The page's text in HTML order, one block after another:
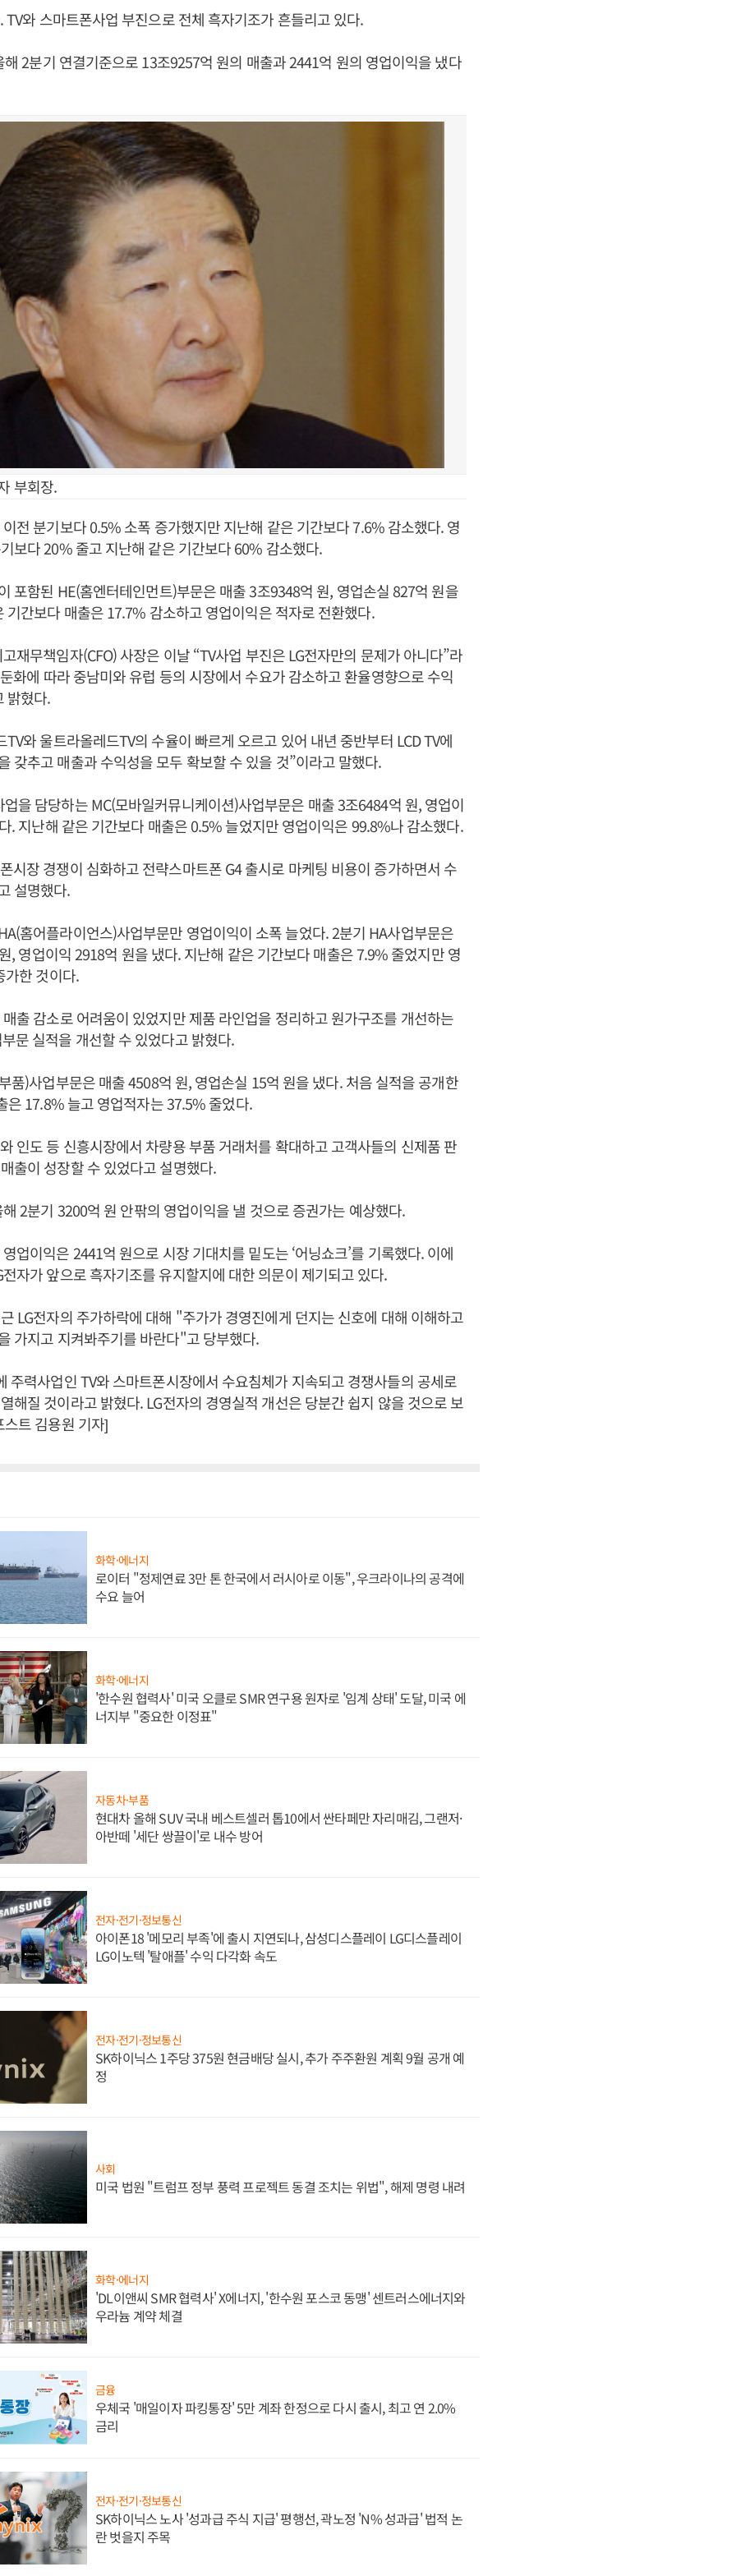
TV와 스마트폰사업 부진으로 전체 흑자기조가 흔들리고 있다.
해 2분기 연결기준으로 13조9257억 원의 매출과 2441억 원의 영업이익을 냈다
부회장.
전 분기보다 0.5% 소폭 증가했지만 지난해 같은 기간보다 7.6% 감소했다. 영
보다 20% 줄고 지난해 같은 기간보다 60% 감소했다.
포함된 HE(홈엔터테인먼트)부문은 매출 3조9348억 원, 영업손실 827억 원을
기간보다 매출은 17.7% 감소하고 영업이익은 적자로 전환했다.
재무책임자(CFO) 사장은 이날 “TV사업 부진은 LG전자만의 문제가 아니다”라
화에 따라 중남미와 유럽 등의 시장에서 수요가 감소하고 환율영향으로 수익
밝혔다.
TV와 울트라올레드TV의 수율이 빠르게 오르고 있어 내년 중반부터 LCD TV에
갖추고 매출과 수익성을 모두 확보할 수 있을 것”이라고 말했다.
을 담당하는 MC(모바일커뮤니케이션)사업부문은 매출 3조6484억 원, 영업이
. 지난해 같은 기간보다 매출은 0.5% 늘었지만 영업이익은 99.8%나 감소했다.
시장 경쟁이 심화하고 전략스마트폰 G4 출시로 마케팅 비용이 증가하면서 수
설명했다.
홈어플라이언스)사업부문만 영업이익이 소폭 늘었다. 2분기 HA사업부문은
, 영업이익 2918억 원을 냈다. 지난해 같은 기간보다 매출은 7.9% 줄었지만 영
한 것이다.
출 감소로 어려움이 있었지만 제품 라인업을 정리하고 원가구조를 개선하는
문 실적을 개선할 수 있었다고 밝혔다.
품)사업부문은 매출 4508억 원, 영업손실 15억 원을 냈다. 처음 실적을 공개한
은 17.8% 늘고 영업적자는 37.5% 줄었다.
인도 등 신흥시장에서 차량용 부품 거래처를 확대하고 고객사들의 신제품 판
출이 성장할 수 있었다고 설명했다.
2분기 3200억 원 안팎의 영업이익을 낼 것으로 증권가는 예상했다.
업이익은 2441억 원으로 시장 기대치를 밑도는 ‘어닝쇼크’를 기록했다. 이에
자가 앞으로 흑자기조를 유지할지에 대한 의문이 제기되고 있다.
LG전자의 주가하락에 대해 "주가가 경영진에게 던지는 신호에 대해 이해하고
가지고 지켜봐주기를 바란다"고 당부했다.
주력사업인 TV와 스마트폰시장에서 수요침체가 지속되고 경쟁사들의 공세로
해질 것이라고 밝혔다. LG전자의 경영실적 개선은 당분간 쉽지 않을 것으로 보
트 김용원 기자]
화학·에너지
로이터 "정제연료 3만 톤 한국에서 러시아로 이동", 우크라이나의 공격에
수요 늘어
화학·에너지
'한수원 협력사' 미국 오클로 SMR 연구용 원자로 '임계 상태' 도달, 미국 에
너지부 "중요한 이정표"
자동차·부품
현대차 올해 SUV 국내 베스트셀러 톱10에서 싼타페만 자리매김, 그랜저·
아반떼 '세단 쌍끌이'로 내수 방어
전자·전기·정보통신
아이폰18 '메모리 부족'에 출시 지연되나, 삼성디스플레이 LG디스플레이
LG이노텍 '탈애플' 수익 다각화 속도
전자·전기·정보통신
SK하이닉스 1주당 375원 현금배당 실시, 추가 주주환원 계획 9월 공개 예
정
사회
미국 법원 "트럼프 정부 풍력 프로젝트 동결 조치는 위법", 해제 명령 내려
화학·에너지
'DL이앤씨 SMR 협력사' X에너지, '한수원 포스코 동맹' 센트러스에너지와
우라늄 계약 체결
금융
우체국 '매일이자 파킹통장' 5만 계좌 한정으로 다시 출시, 최고 연 2.0%
금리
전자·전기·정보통신
SK하이닉스 노사 '성과급 주식 지급' 평행선, 곽노정 'N% 성과급' 법적 논
란 벗을지 주목